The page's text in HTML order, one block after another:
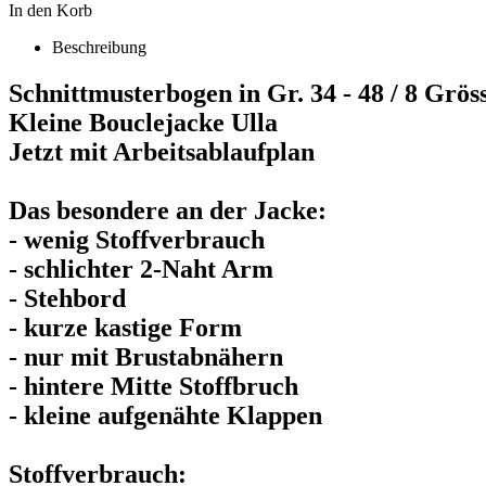
In den Korb
Beschreibung
Schnittmusterbogen in Gr. 34 - 48 / 8
Kleine Bouclejacke Ulla
Jetzt mit Arbeitsablaufplan
Das besondere an der Jacke:
- wenig Stoffverbrauch
- schlichter 2-Naht Arm
- Stehbord
- kurze kastige Form
- nur mit Brustabnähern
- hintere Mitte Stoffbruch
- kleine aufgenähte Klappen
Stoffverbrauch: